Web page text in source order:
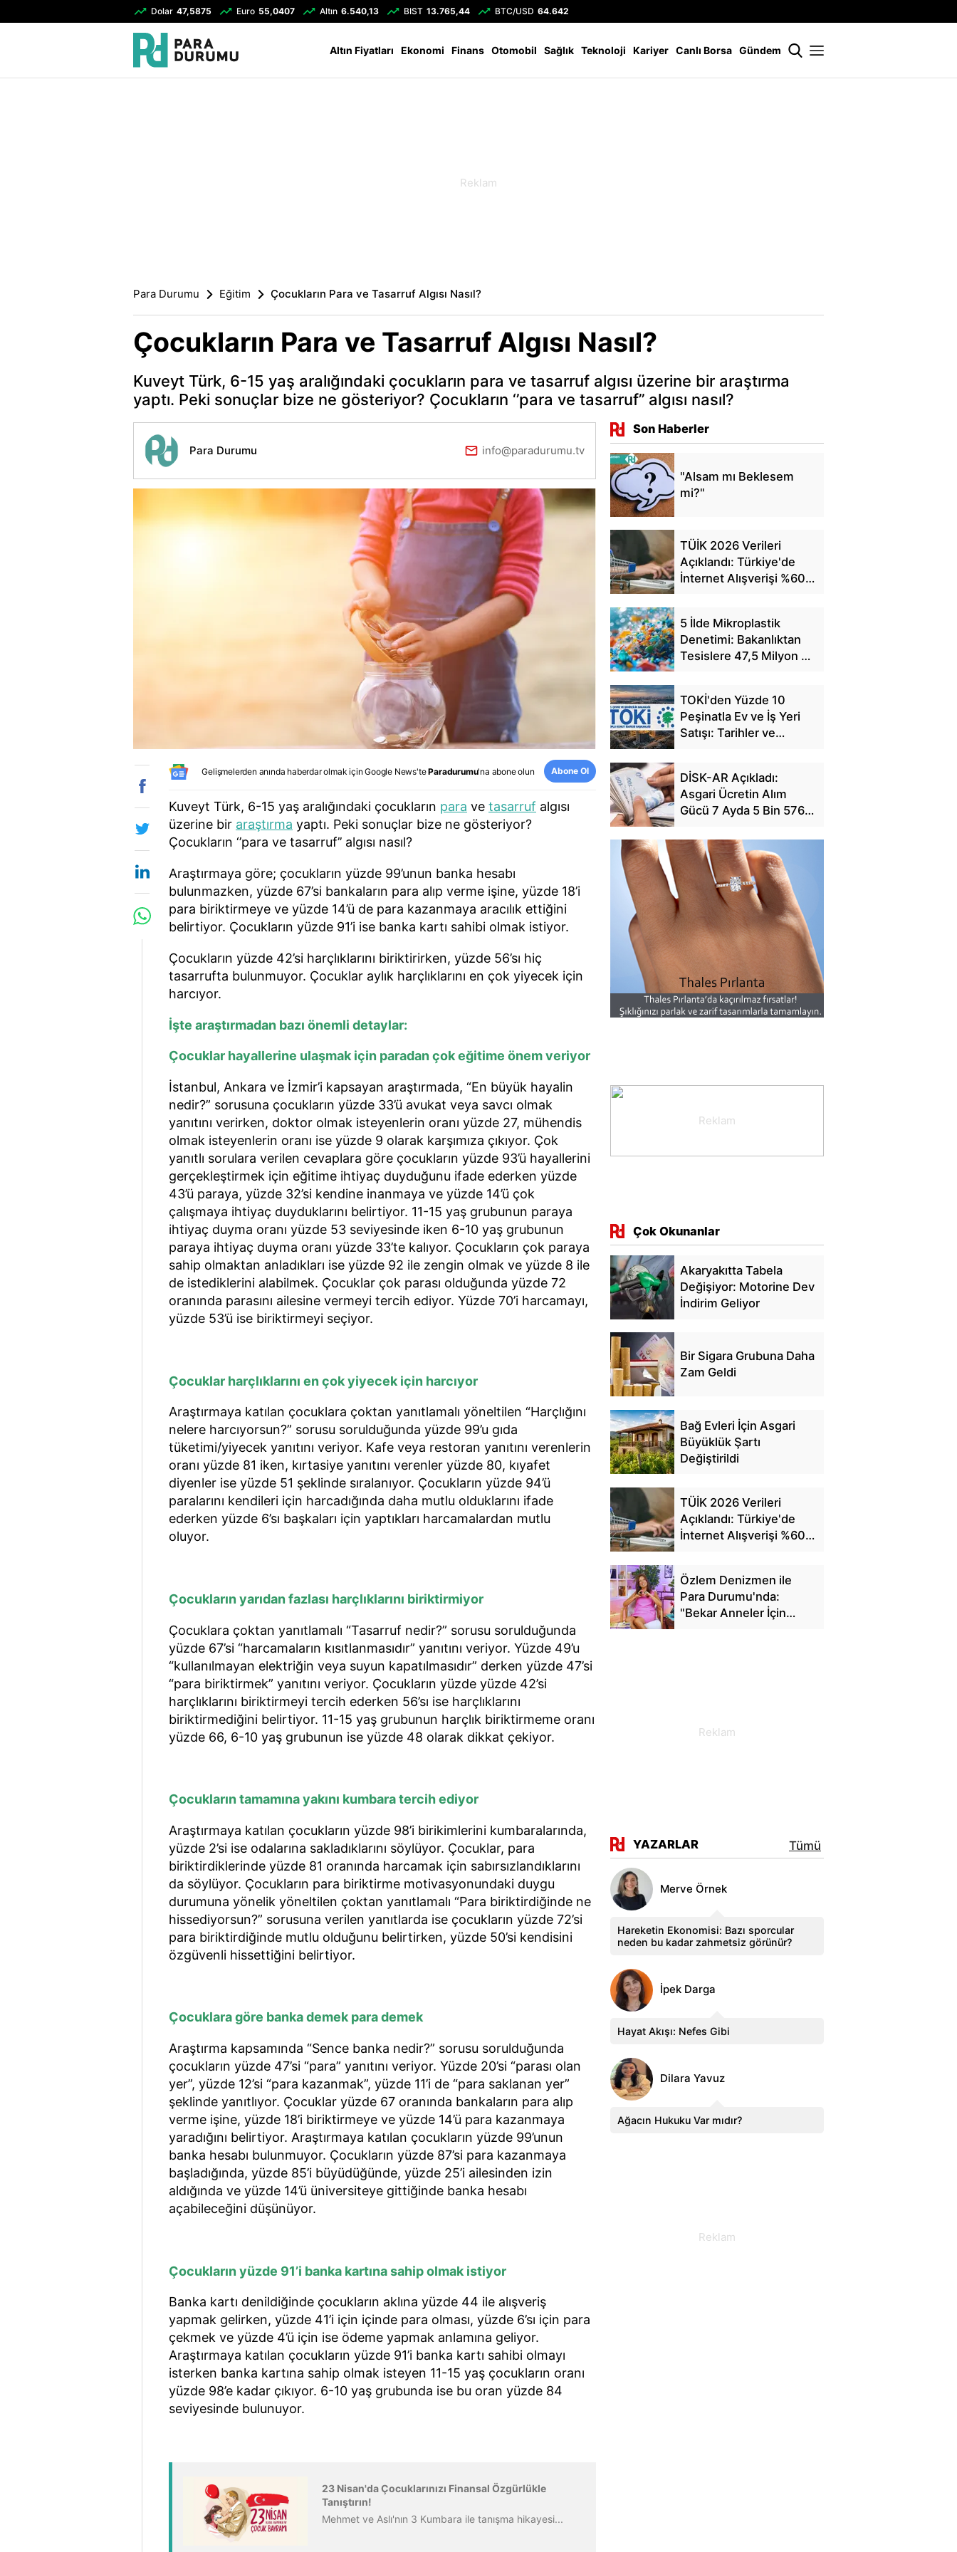
Dolar 47,5875 Euro 55,0407 Altın 6.540,13 BIST 13.765,44 BTC/USD 64.642
Altın Fiyatları Ekonomi Finans Otomobil Sağlık Teknoloji Kariyer Canlı Borsa Gündem
Para Durumu Eğitim Çocukların Para ve Tasarruf Algısı Nasıl?
Çocukların Para ve Tasarruf Algısı Nasıl?
Kuveyt Türk, 6-15 yaş aralığındaki çocukların para ve tasarruf algısı üzerine bir araştırma
yaptı. Peki sonuçlar bize ne gösteriyor? Çocukların ‘’para ve tasarruf’’ algısı nasıl?
Para Durumu info@paradurumu.tv
Gelişmelerden anında haberdar olmak içinGoogle News'teParadurumu'na abone olun Abone Ol
Kuveyt Türk, 6-15 yaş aralığındaki çocukların para ve tasarruf algısı
üzerine bir araştırma yaptı. Peki sonuçlar bize ne gösteriyor?
Çocukların ‘’para ve tasarruf’’ algısı nasıl?
Araştırmaya göre; çocukların yüzde 99’unun banka hesabı
bulunmazken, yüzde 67’si bankaların para alıp verme işine, yüzde 18’i
para biriktirmeye ve yüzde 14’ü de para kazanmaya aracılık ettiğini
belirtiyor. Çocukların yüzde 91’i ise banka kartı sahibi olmak istiyor.
Çocukların yüzde 42’si harçlıklarını biriktirirken, yüzde 56’sı hiç
tasarrufta bulunmuyor. Çocuklar aylık harçlıklarını en çok yiyecek için
harcıyor.
İşte araştırmadan bazı önemli detaylar:
Çocuklar hayallerine ulaşmak için paradan çok eğitime önem veriyor
İstanbul, Ankara ve İzmir’i kapsayan araştırmada, “En büyük hayalin
nedir?” sorusuna çocukların yüzde 33’ü avukat veya savcı olmak
yanıtını verirken, doktor olmak isteyenlerin oranı yüzde 27, mühendis
olmak isteyenlerin oranı ise yüzde 9 olarak karşımıza çıkıyor. Çok
yanıtlı sorulara verilen cevaplara göre çocukların yüzde 93’ü hayallerini
gerçekleştirmek için eğitime ihtiyaç duyduğunu ifade ederken yüzde
43’ü paraya, yüzde 32’si kendine inanmaya ve yüzde 14’ü çok
çalışmaya ihtiyaç duyduklarını belirtiyor. 11-15 yaş grubunun paraya
ihtiyaç duyma oranı yüzde 53 seviyesinde iken 6-10 yaş grubunun
paraya ihtiyaç duyma oranı yüzde 33’te kalıyor. Çocukların çok paraya
sahip olmaktan anladıkları ise yüzde 92 ile zengin olmak ve yüzde 8 ile
de istediklerini alabilmek. Çocuklar çok parası olduğunda yüzde 72
oranında parasını ailesine vermeyi tercih ediyor. Yüzde 70’i harcamayı,
yüzde 53’ü ise biriktirmeyi seçiyor.
Çocuklar harçlıklarını en çok yiyecek için harcıyor
Araştırmaya katılan çocuklara çoktan yanıtlamalı yöneltilen “Harçlığını
nelere harcıyorsun?” sorusu sorulduğunda yüzde 99’u gıda
tüketimi/yiyecek yanıtını veriyor. Kafe veya restoran yanıtını verenlerin
oranı yüzde 81 iken, kırtasiye yanıtını verenler yüzde 80, kıyafet
diyenler ise yüzde 51 şeklinde sıralanıyor. Çocukların yüzde 94’ü
paralarını kendileri için harcadığında daha mutlu olduklarını ifade
ederken yüzde 6’sı başkaları için yaptıkları harcamalardan mutlu
oluyor.
Çocukların yarıdan fazlası harçlıklarını biriktirmiyor
Çocuklara çoktan yanıtlamalı “Tasarruf nedir?” sorusu sorulduğunda
yüzde 67’si “harcamaların kısıtlanmasıdır” yanıtını veriyor. Yüzde 49’u
“kullanılmayan elektriğin veya suyun kapatılmasıdır” derken yüzde 47’si
“para biriktirmek” yanıtını veriyor. Çocukların yüzde yüzde 42’si
harçlıklarını biriktirmeyi tercih ederken 56’sı ise harçlıklarını
biriktirmediğini belirtiyor. 11-15 yaş grubunun harçlık biriktirmeme oranı
yüzde 66, 6-10 yaş grubunun ise yüzde 48 olarak dikkat çekiyor.
Çocukların tamamına yakını kumbara tercih ediyor
Araştırmaya katılan çocukların yüzde 98’i birikimlerini kumbaralarında,
yüzde 2’si ise odalarına sakladıklarını söylüyor. Çocuklar, para
biriktirdiklerinde yüzde 81 oranında harcamak için sabırsızlandıklarını
da söylüyor. Çocukların para biriktirme motivasyonundaki duygu
durumuna yönelik yöneltilen çoktan yanıtlamalı “Para biriktirdiğinde ne
hissediyorsun?” sorusuna verilen yanıtlarda ise çocukların yüzde 72’si
para biriktirdiğinde mutlu olduğunu belirtirken, yüzde 50’si kendisini
özgüvenli hissettiğini belirtiyor.
Çocuklara göre banka demek para demek
Araştırma kapsamında “Sence banka nedir?” sorusu sorulduğunda
çocukların yüzde 47’si “para” yanıtını veriyor. Yüzde 20’si “parası olan
yer”, yüzde 12’si “para kazanmak”, yüzde 11’i de “para saklanan yer”
şeklinde yanıtlıyor. Çocuklar yüzde 67 oranında bankaların para alıp
verme işine, yüzde 18’i biriktirmeye ve yüzde 14’ü para kazanmaya
yaradığını belirtiyor. Araştırmaya katılan çocukların yüzde 99’unun
banka hesabı bulunmuyor. Çocukların yüzde 87’si para kazanmaya
başladığında, yüzde 85’i büyüdüğünde, yüzde 25’i ailesinden izin
aldığında ve yüzde 14’ü üniversiteye gittiğinde banka hesabı
açabileceğini düşünüyor.
Çocukların yüzde 91’i banka kartına sahip olmak istiyor
Banka kartı denildiğinde çocukların aklına yüzde 44 ile alışveriş
yapmak gelirken, yüzde 41’i için içinde para olması, yüzde 6’sı için para
çekmek ve yüzde 4’ü için ise ödeme yapmak anlamına geliyor.
Araştırmaya katılan çocukların yüzde 91’i banka kartı sahibi olmayı
isterken banka kartına sahip olmak isteyen 11-15 yaş çocukların oranı
yüzde 98’e kadar çıkıyor. 6-10 yaş grubunda ise bu oran yüzde 84
seviyesinde bulunuyor.
23 Nisan'da Çocuklarınızı Finansal Özgürlükle
Tanıştırın!
Mehmet ve Aslı'nın 3 Kumbara ile tanışma hikayesi...
Son Haberler
"Alsam mı Beklesem
mi?"
TÜİK 2026 Verileri
Açıklandı: Türkiye'de
İnternet Alışverişi %60'a
5 İlde Mikroplastik
Denetimi: Bakanlıktan
Tesislere 47,5 Milyon TL
TOKİ'den Yüzde 10
Peşinatla Ev ve İş Yeri
Satışı: Tarihler ve
DİSK-AR Açıkladı:
Asgari Ücretin Alım
Gücü 7 Ayda 5 Bin 576
Çok Okunanlar
Akaryakıtta Tabela
Değişiyor: Motorine Dev
İndirim Geliyor
Bir Sigara Grubuna Daha
Zam Geldi
Bağ Evleri İçin Asgari
Büyüklük Şartı
Değiştirildi
TÜİK 2026 Verileri
Açıklandı: Türkiye'de
İnternet Alışverişi %60'a
Özlem Denizmen ile
Para Durumu'nda:
"Bekar Anneler İçin
YAZARLAR Tümü
Merve Örnek
Hareketin Ekonomisi: Bazı sporcular
neden bu kadar zahmetsiz görünür?
İpek Darga
Hayat Akışı: Nefes Gibi
Dilara Yavuz
Ağacın Hukuku Var mıdır?